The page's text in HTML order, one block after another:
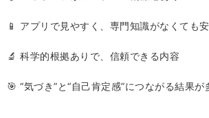
📱 アプリで見やすく、専門知識がなくても
🔬 科学的根拠ありで、信頼できる内容
🎯 “気づき”と“自己肯定感”につながる結果が